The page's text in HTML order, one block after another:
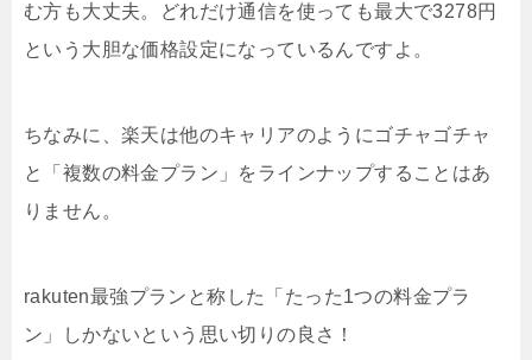
む方も大丈夫。どれだけ通信を使っても最大で3278円
という大胆な価格設定になっているんですよ。
ちなみに、楽天は他のキャリアのようにゴチャゴチャ
と「複数の料金プラン」をラインナップすることはあ
りません。
rakuten最強プランと称した「たった1つの料金プラ
ン」しかないという思い切りの良さ！